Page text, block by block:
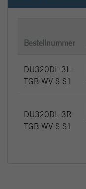
Bestellnummer
DU320DL-3L-
TGB-WV-S S1
DU320DL-3R-
TGB-WV-S S1